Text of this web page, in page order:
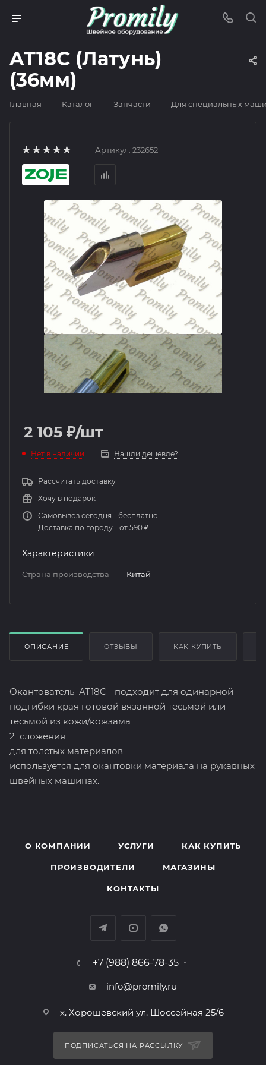
AT18C (Латунь)
(36мм)
Главная — Каталог — Запчасти — Для специальных
Артикул: 232652
2 105 ₽/шт
Нет в наличии Нашли дешевле?
Рассчитать доставку
Хочу в подарок
Самовывоз сегодня - бесплатно
Доставка по городу - от 590 ₽
Характеристики
Страна производства — Китай
ОПИСАНИЕ ОТЗЫВЫ КАК КУПИТЬ
Окантователь AT18C - подходит для одинарной
подгибки края готовой вязанной тесьмой или
тесьмой из кожи/кожзама
2 сложения
для толстых материалов
используется для окантовки материала на рукавных
швейных машинах.
О КОМПАНИИ УСЛУГИ КАК КУПИТЬ
ПРОИЗВОДИТЕЛИ МАГАЗИНЫ
КОНТАКТЫ
+7 (988) 866-78-35
info@promily.ru
х. Хорошевский ул. Шоссейная 25/6
ПОДПИСАТЬСЯ НА РАССЫЛКУ